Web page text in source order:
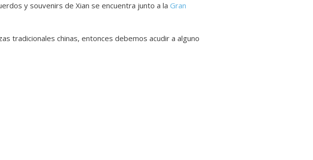
y souvenirs de Xian se encuentra junto a la Gran
tradicionales chinas, entonces debemos acudir a alguno